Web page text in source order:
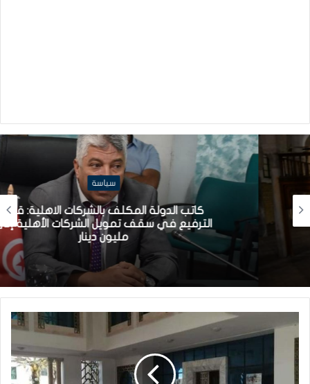
سياسة
كاتب الدولة المكلف بالشركات الاهلية: قريبا
الترفيع في سقف تمويل الشركات الأهلية إلى
مليون دينار